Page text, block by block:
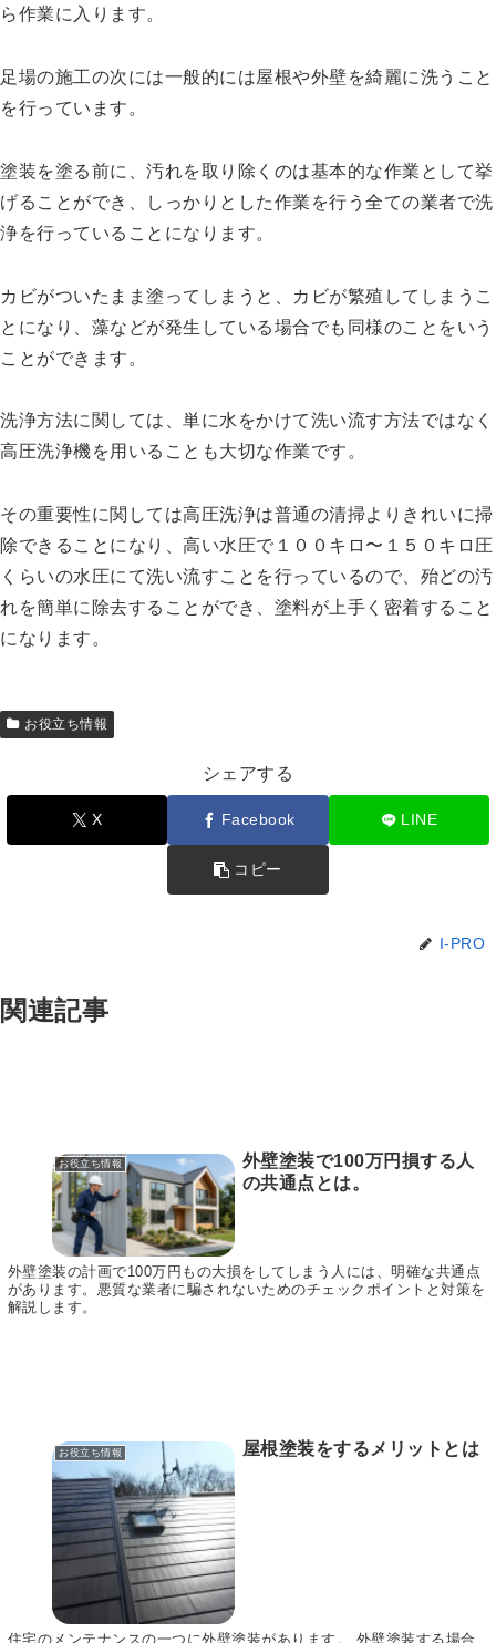
ら作業に入ります。
足場の施工の次には一般的には屋根や外壁を綺麗に洗うこと
を行っています。
塗装を塗る前に、汚れを取り除くのは基本的な作業として挙
げることができ、しっかりとした作業を行う全ての業者で洗
浄を行っていることになります。
カビがついたまま塗ってしまうと、カビが繁殖してしまうこ
とになり、藻などが発生している場合でも同様のことをいう
ことができます。
洗浄方法に関しては、単に水をかけて洗い流す方法ではなく
高圧洗浄機を用いることも大切な作業です。
その重要性に関しては高圧洗浄は普通の清掃よりきれいに掃
除できることになり、高い水圧で１００キロ〜１５０キロ圧
くらいの水圧にて洗い流すことを行っているので、殆どの汚
れを簡単に除去することができ、塗料が上手く密着すること
になります。
お役立ち情報
シェアする
X Facebook LINE
コピー
I-PRO
関連記事
お役立ち情報
外壁塗装で100万円損する人
の共通点とは。
外壁塗装の計画で100万円もの大損をしてしまう人には、明確な共通点
があります。悪質な業者に騙されないためのチェックポイントと対策を
解説します。
お役立ち情報 屋根塗装をするメリットとは
住宅のメンテナンスの一つに外壁塗装があります。 外壁塗装する場合